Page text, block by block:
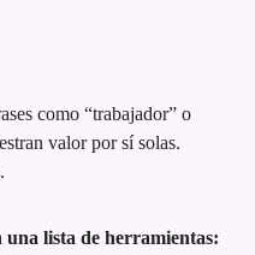
como “trabajador” o
valor por sí solas.
una lista de herramientas: